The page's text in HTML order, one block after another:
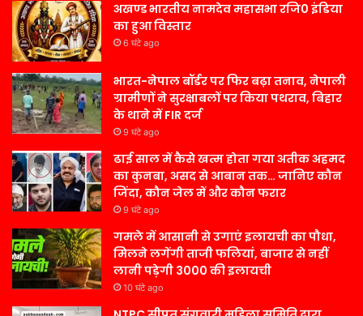
अखण्ड भारतीय नामदेव महासभा रजि0 इंडिया
का हुआ विस्तार
6 घंटे ago
भारत-नेपाल बॉर्डर पर फिर बढ़ा तनाव, नेपाली
ग्रामीणों ने सुरक्षाबलों पर किया पथराव, बिहार
के थाने में FIR दर्ज
9 घंटे ago
ढाई साल में कैसे खत्म होता गया अतीक अहमद
का कुनबा, असद से आबान तक… जानिए कौन
जिंदा, कौन जेल में और कौन फरार
9 घंटे ago
गमले में आसानी से उगाएं इलायची का पौधा,
मिलने लगेंगी ताजी फलियां, बाजार से नहीं
लानी पड़ेगी 3000 की इलायची
10 घंटे ago